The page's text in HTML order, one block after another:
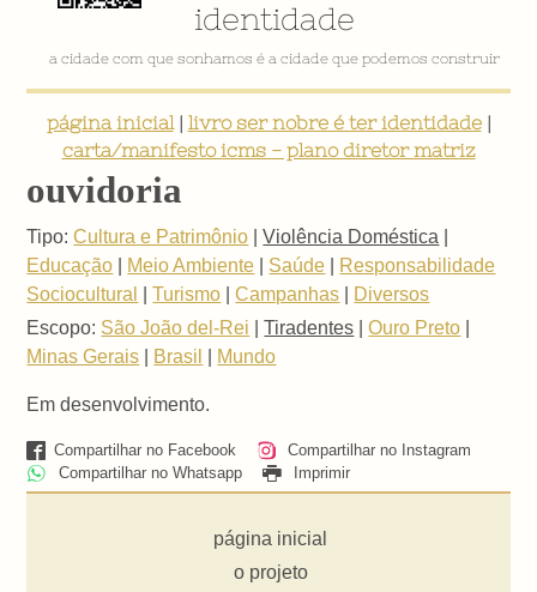
identidade
a cidade com que sonhamos é a cidade que podemos construir
página inicial| livro ser nobre é ter identidade|
carta/manifesto icms - plano diretor matriz
ouvidoria
Tipo: Cultura e Patrimônio |Violência Doméstica
Educação
Meio Ambiente Saúde
Responsabilidade
Sociocultural
|Turismo |Campanhas
Diversos
Escopo: São João del-Rei |Tiradentes |Ouro Preto
Minas Gerais
Brasil Mundo
Em desenvolvimento.
Compartilhar no Facebook
Compartilhar no Instagram
Compartilhar no Whatsapp
Imprimir
página inicial
o projeto